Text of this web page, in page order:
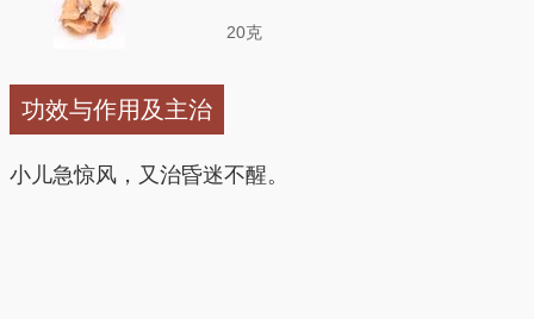
20克
功效与作用及主治
小儿急惊风，又治昏迷不醒。